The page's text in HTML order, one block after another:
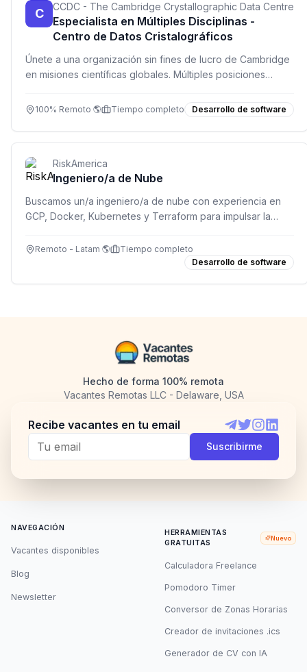
C CCDC - The Cambridge Crystallographic Data Centre
Especialista en Múltiples Disciplinas -
Centro de Datos Cristalográficos
Únete a una organización sin fines de lucro de Cambridge
en misiones científicas globales. Múltiples posiciones
100% remoto.
100% Remoto 🌎 Tiempo completo Desarrollo de software
RiskAmerica
Ingeniero/a de Nube
Buscamos un/a ingeniero/a de nube con experiencia en
GCP, Docker, Kubernetes y Terraform para impulsar la
Remoto - Latam 🌎
Tiempo completo
Desarrollo de software
Hecho de forma 100% remota
Vacantes Remotas LLC - Delaware, USA
Recibe vacantes en tu email
Telegram
TwitterInstagram
Suscribirme
NAVEGACIÓN
Vacantes disponibles
Blog
Newsletter
HERRAMIENTAS
GRATUITAS
Nuevo
Calculadora Freelance
Pomodoro Timer
Conversor de Zonas Horarias
Creador de invitaciones .ics
Generador de CV con IA